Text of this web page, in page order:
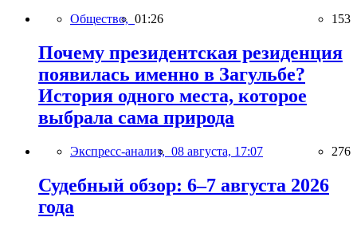
Общество, 01:26 153
Почему президентская резиденция
появилась именно в Загульбе?
История одного места, которое
выбрала сама природа
Экспресс-анализ, 08 августа, 17:07 276
Судебный обзор: 6–7 августа 2026
года